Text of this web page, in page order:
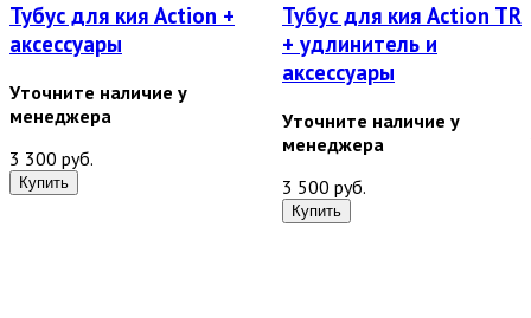
Тубус для кия Action +
аксессуары
Уточните наличие у
менеджера
3 300 руб.
Тубус для кия Action TR
+ удлинитель и
аксессуары
Уточните наличие у
менеджера
3 500 руб.